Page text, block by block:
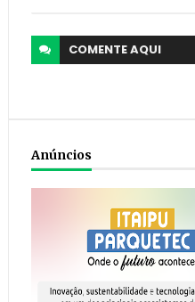
COMENTEAQUI
Anúncios